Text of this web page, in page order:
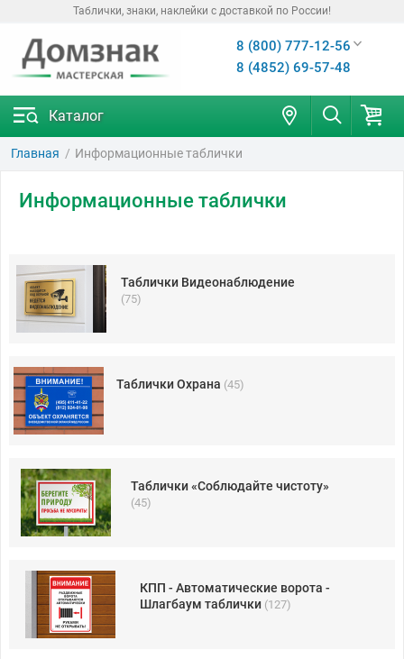
Таблички, знаки, наклейки с доставкой по России!
8 (800) 777-12-56
8 (4852) 69-57-48
Каталог
Главная Информационные таблички
Информационные таблички
Таблички Видеонаблюдение
(75)
Таблички Охрана (45)
Таблички «Соблюдайте чистоту»
(45)
КПП - Автоматические ворота -
Шлагбаум таблички (127)